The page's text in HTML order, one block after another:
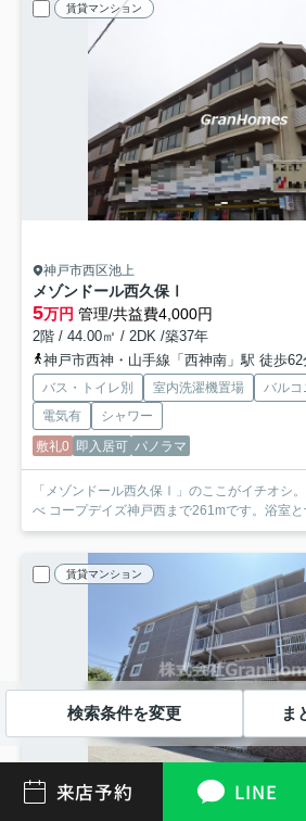
賃貸マンション
神戸市西区池上
メゾンドール西久保Ⅰ
5万円 管理/共益費4,000円
2階 / 44.00㎡ / 2DK /築37年
神戸市西神・山手線「西神南」駅 徒歩62
バス・トイレ別 室内洗濯機置場 バルコ
電気有
シャワー
敷礼0 即入居可 パノラマ
「メゾンドール西久保Ⅰ」のここがイチオシ
べ コープデイズ神戸西まで261mです。浴室と
賃貸マンション
検索条件を変更 ま
来店予約 LINE